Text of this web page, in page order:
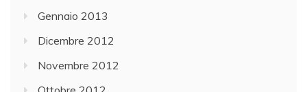
Gennaio 2013
Dicembre 2012
Novembre 2012